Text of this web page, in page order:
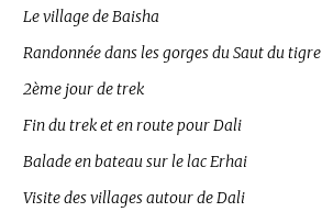
Le village de Baisha
Randonnée dans les gorges du Saut du tigre
2ème jour de trek
Fin du trek et en route pour Dali
Balade en bateau sur le lac Erhai
Visite des villages autour de Dali